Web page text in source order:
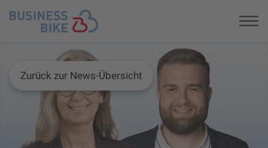
Zurück zur News-Übersicht